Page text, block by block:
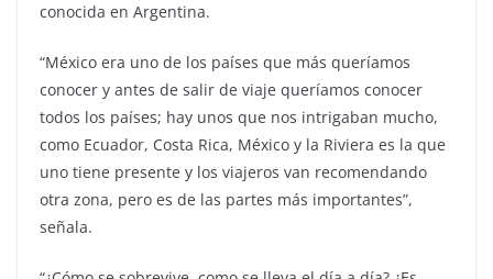
conocida en Argentina.
“México era uno de los países que más queríamos
conocer y antes de salir de viaje queríamos conocer
todos los países; hay unos que nos intrigaban mucho,
como Ecuador, Costa Rica, México y la Riviera es la que
uno tiene presente y los viajeros van recomendando
otra zona, pero es de las partes más importantes”,
señala.